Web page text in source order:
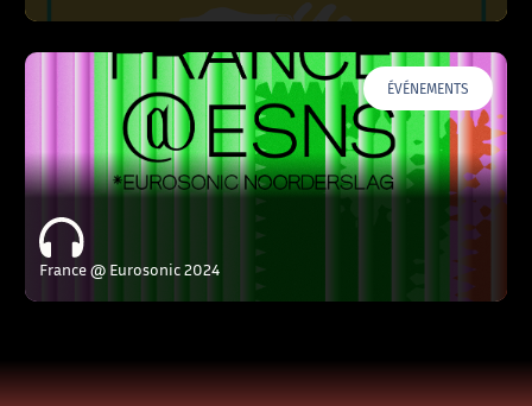
ÉVÉNEMENTS
France @ Eurosonic 2024